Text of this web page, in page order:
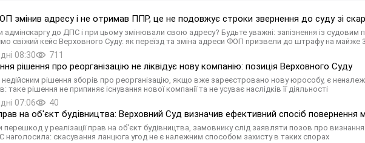
змінив адресу і не отримав ППР, це не подовжує строки звернення до суду зі
адмінскаргу до ДПС і при цьому змінювали свою адресу? Будьте уважні: запізнення із
свіжий кейс Верховного Суду: як переїзд та зміна адреси ФОП призвели до штрафу на майже
08:30 711
рішення про реорганізацію не ліквідує нову компанію: позиція Верховного Суду
недійсним рішення зборів про реорганізацію, якщо вже зареєстровано нову юрособу, є
таке рішення не припиняє існування нової компанії та не усуває наслідків її діяльності
07:06 40
на об'єкт будівництва: Верховний Суд визначив ефективний спосіб повернення
у реалізації прав на об'єкт будівництва, замовнику слід заявляти позов про
наголосила: скасування ланцюга угод не є належним способом захисту в таких спорах